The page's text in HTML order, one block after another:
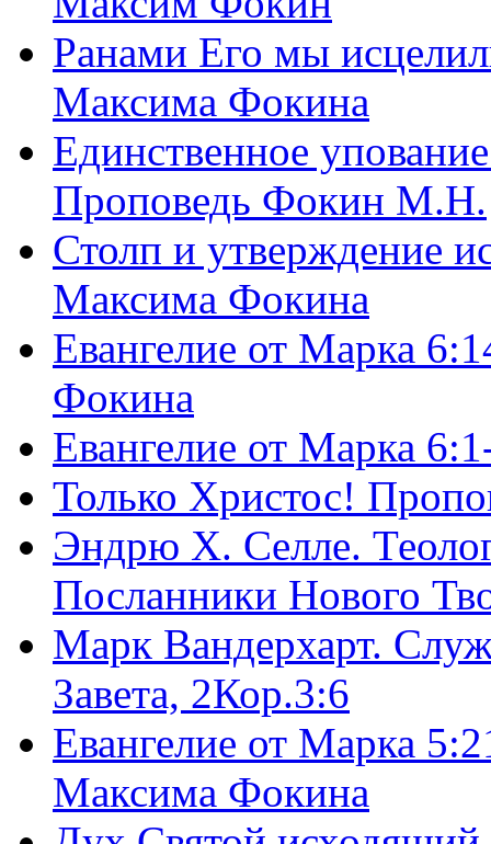
Ранами Его мы
Максима Фокина
Единственное
Проповедь Фокин М.Н.
Столп и утверждение
Максима Фокина
Евангелие от Марка
Фокина
Евангелие от Марка
Только Христос!
Эндрю Х. Селле.
Посланники Нового
Марк Вандерхарт.
Завета, 2Кор.3:6
Евангелие от Марка
Максима Фокина